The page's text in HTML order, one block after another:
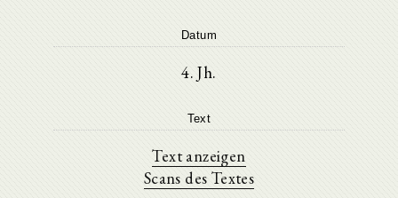
Datum
4. Jh.
Text
Text anzeigen
Scans des Textes